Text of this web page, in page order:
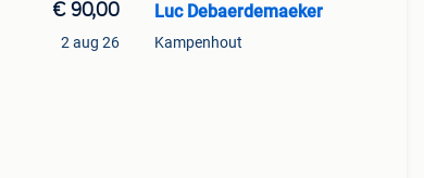
€ 90,00
2 aug 26
Luc Debaerdemaeker
Kampenhout